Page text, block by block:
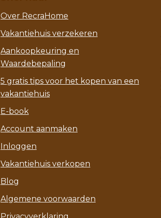
Over RecraHome
Vakantiehuis verzekeren
Aankoopkeuring en
Waardebepaling
5 gratis tips voor het kopen van een
vakantiehuis
E-book
Account aanmaken
Inloggen
Vakantiehuis verkopen
Blog
Algemene voorwaarden